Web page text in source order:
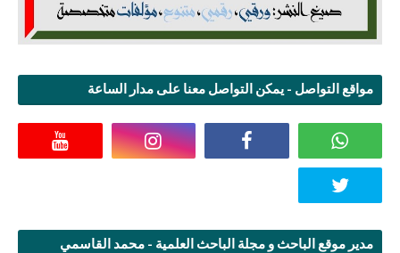
مواقع التواصل - يمكن التواصل معنا على مدار الساعة
مدير موقع الباحث و مجلة الباحث العلمية - محمد القاسمي